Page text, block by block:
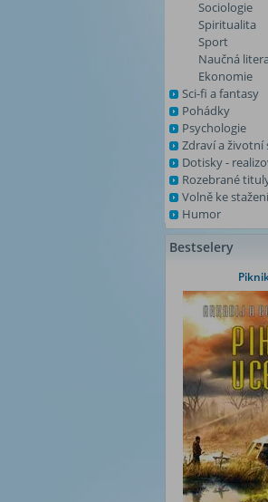
Sociologie
Spiritualita
Sport
Naučná
Ekonomie
Sci-fi a fantasy
Pohádky
Psychologie
Zdraví a životní
Dotisky -
Rozebrané
Volně ke stažení
Humor
Bestselery